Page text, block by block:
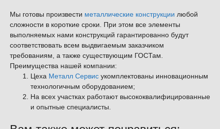
Мы готовы произвести металлические конструкции любой
сложности в короткие сроки. При этом все элементы
выполняемых нами конструкций гарантированно будут
соответствовать всем выдвигаемым заказчиком
требованиям, а также существующим ГОСТам.
Преимущества нашей компании:
Цеха Металл Сервис укомплектованы инновационным
технологичным оборудованием;
На всех участках работают высококвалифицированные
и опытные специалисты.